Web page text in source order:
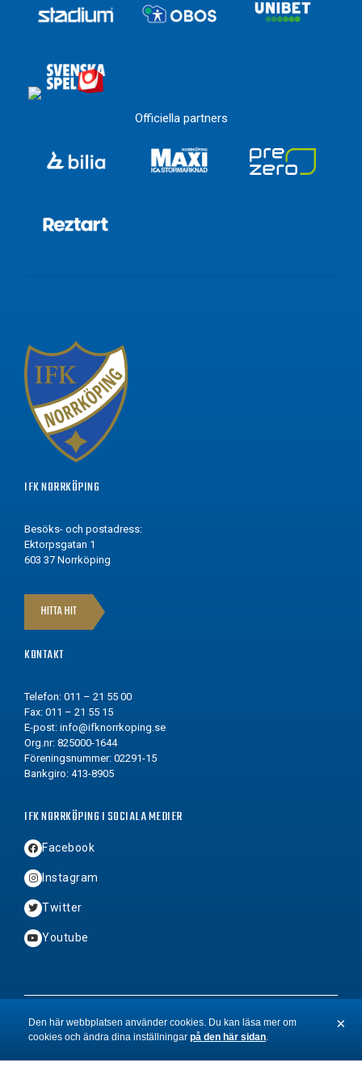
Officiella partners
IFK NORRKÖPING
Besöks- och postadress:
Ektorpsgatan 1
603 37 Norrköping
HITTA HIT
KONTAKT
Telefon: 011 – 21 55 00
Fax: 011 – 21 55 15
E-post: info@ifknorrkoping.se
Org.nr: 825000-1644
Föreningsnummer: 02291-15
Bankgiro: 413-8905
IFK NORRKÖPING I SOCIALA MEDIER
Facebook
Instagram
Twitter
Youtube
2026 © Copyright IFK Norrköping FK
& Hamrén
Den här webbplatsen använder cookies. Du kan läsa mer om
cookies och ändra dina inställningar på den här sidan.
×